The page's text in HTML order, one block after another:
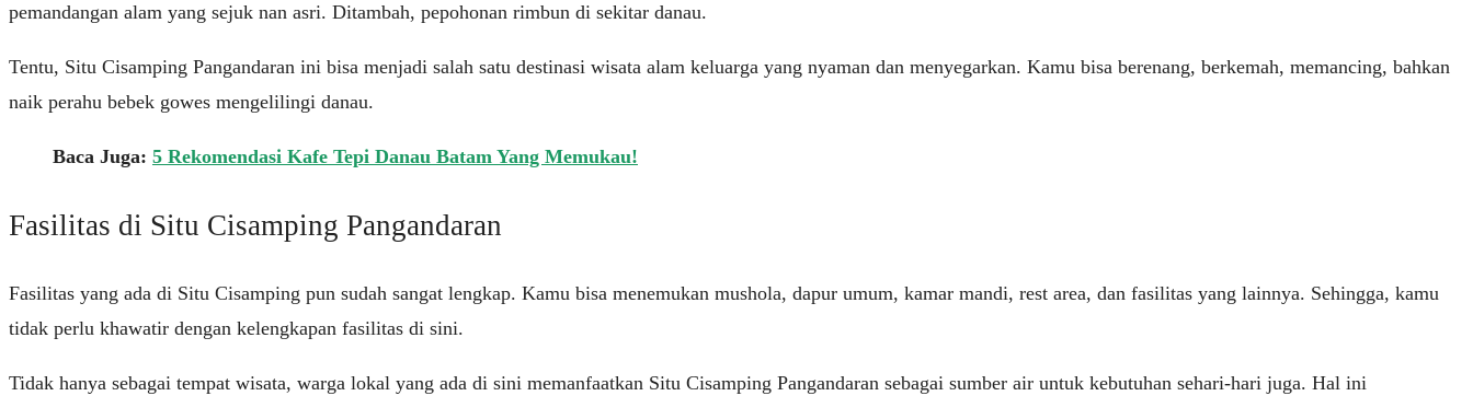
pemandangan alam yang sejuk nan asri. Ditambah, pepohonan rimbun di sekitar danau.
Tentu, Situ Cisamping Pangandaran ini bisa menjadi salah satu destinasi wisata alam keluarga yang nyaman dan menyegarkan. Kamu bisa berenang, berkemah, memancing, bahkan
naik perahu bebek gowes mengelilingi danau.
Baca Juga: 5 Rekomendasi Kafe Tepi Danau Batam Yang Memukau!
Fasilitas di Situ Cisamping Pangandaran
Fasilitas yang ada di Situ Cisamping pun sudah sangat lengkap. Kamu bisa menemukan mushola, dapur umum, kamar mandi, rest area, dan fasilitas yang lainnya. Sehingga, kamu
tidak perlu khawatir dengan kelengkapan fasilitas di sini.
Tidak hanya sebagai tempat wisata, warga lokal yang ada di sini memanfaatkan Situ Cisamping Pangandaran sebagai sumber air untuk kebutuhan sehari-hari juga. Hal ini